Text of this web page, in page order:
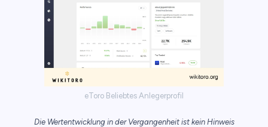
eToro Beliebtes Anlegerprofil
Die Wertentwicklung in der Vergangenheit ist kein Hinweis